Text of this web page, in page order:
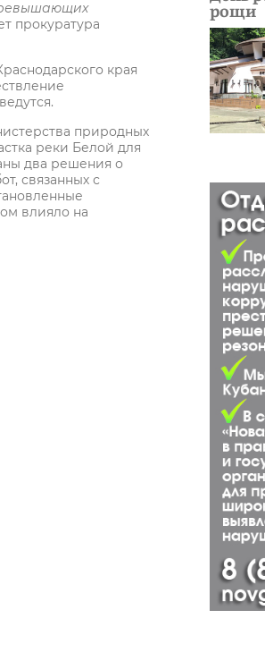
прокуратура
края
природных
реки Белой для
два решения о
связанных с
влияло на
рощи